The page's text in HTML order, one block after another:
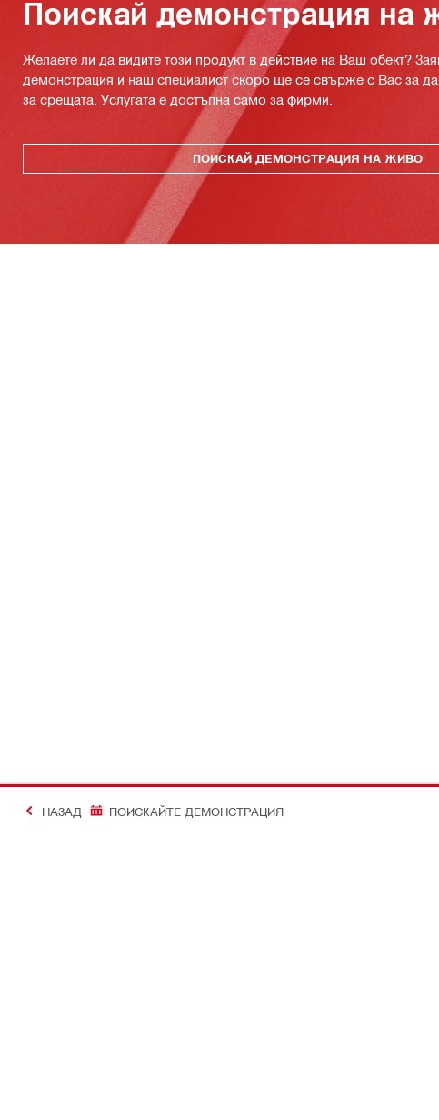
Поискай демонстрация на
Желаете ли да видите този продукт в действие на Ваш обект?
демонстрация и наш специалист скоро ще се свърже с Вас за да
за срещата. Услугата е достъпна само за фирми.
ПОИСКАЙ ДЕМОНСТРАЦИЯ НА ЖИВО
НАЗАД ПОИСКАЙТЕ ДЕМОНСТРАЦИЯ